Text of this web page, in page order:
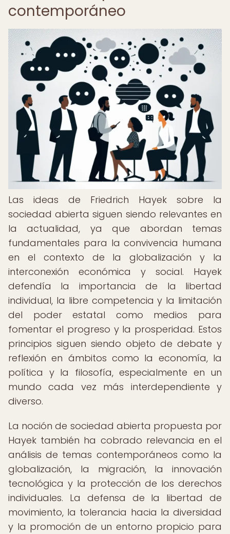
contemporáneo
Las ideas de Friedrich Hayek sobre la
sociedad abierta siguen siendo relevantes en
la actualidad, ya que abordan temas
fundamentales para la convivencia humana
en el contexto de la globalización y la
interconexión económica y social. Hayek
defendía la importancia de la libertad
individual, la libre competencia y la limitación
del poder estatal como medios para
fomentar el progreso y la prosperidad. Estos
principios siguen siendo objeto de debate y
reflexión en ámbitos como la economía, la
política y la filosofía, especialmente en un
mundo cada vez más interdependiente y
diverso.
La noción de sociedad abierta propuesta por
Hayek también ha cobrado relevancia en el
análisis de temas contemporáneos como la
globalización, la migración, la innovación
tecnológica y la protección de los derechos
individuales. La defensa de la libertad de
movimiento, la tolerancia hacia la diversidad
y la promoción de un entorno propicio para